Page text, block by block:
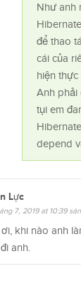
Như anh
để thao
cái của
hiện thực
Anh phải
tụi em
depend
Lực
7, 2019 at 10:39
khi nào anh
anh.